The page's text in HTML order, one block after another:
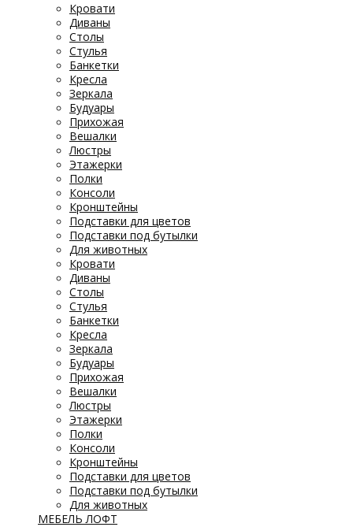
Кровати
Диваны
Столы
Стулья
Банкетки
Кресла
Зеркала
Будуары
Прихожая
Вешалки
Люстры
Этажерки
Полки
Консоли
Кронштейны
Подставки для цветов
Подставки под бутылки
Для животных
Кровати
Диваны
Столы
Стулья
Банкетки
Кресла
Зеркала
Будуары
Прихожая
Вешалки
Люстры
Этажерки
Полки
Консоли
Кронштейны
Подставки для цветов
Подставки под бутылки
Для животных
МЕБЕЛЬ ЛОФТ